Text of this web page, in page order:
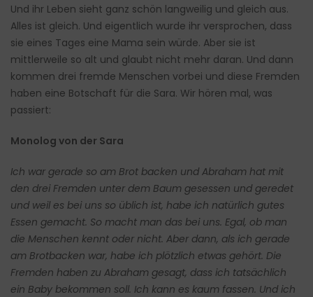
Und ihr Leben sieht ganz schön langweilig und gleich aus.
Alles ist gleich. Und eigentlich wurde ihr versprochen, dass
sie eines Tages eine Mama sein würde. Aber sie ist
mittlerweile so alt und glaubt nicht mehr daran. Und dann
kommen drei fremde Menschen vorbei und diese Fremden
haben eine Botschaft für die Sara. Wir hören mal, was
passiert:
Monolog von der Sara
Ich war gerade so am Brot backen und Abraham hat mit
den drei Fremden unter dem Baum gesessen und geredet
und weil es bei uns so üblich ist, habe ich natürlich gutes
Essen gemacht. So macht man das bei uns. Egal, ob man
die Menschen kennt oder nicht. Aber dann, als ich gerade
am Brotbacken war, habe ich plötzlich etwas gehört. Die
Fremden haben zu Abraham gesagt, dass ich tatsächlich
ein Baby bekommen soll. Ich kann es kaum fassen. Und ich